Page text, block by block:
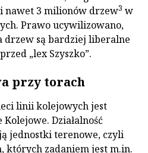
nawet 3 milionów drzew3 w
Prawo ucywilizowano,
drzew są bardziej liberalne
„lex Szyszko”.
przy torach
linii kolejowych jest
Kolejowe. Działalność
jednostki terenowe, czyli
których zadaniem jest m.in.